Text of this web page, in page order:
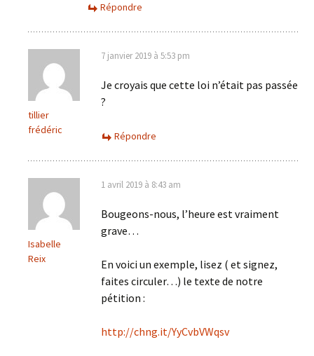
Répondre
tillier
frédéric
7 janvier 2019 à 5:53 pm
Je croyais que cette loi n’était pas passée
?
Répondre
Isabelle
Reix
1 avril 2019 à 8:43 am
Bougeons-nous, l’heure est vraiment
grave…
En voici un exemple, lisez ( et signez,
faites circuler…) le texte de notre
pétition :
http://chng.it/YyCvbVWqsv